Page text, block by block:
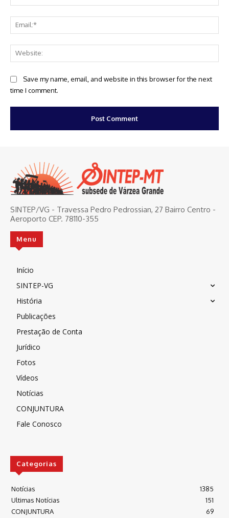
Save my name, email, and website in this browser for the next
time I comment.
SINTEP/VG - Travessa Pedro Pedrossian, 27 Bairro Centro -
Aeroporto CEP. 78110-355
Menu
Início
SINTEP-VG
História
Publicações
Prestação de Conta
Jurídico
Fotos
Vídeos
Notícias
CONJUNTURA
Fale Conosco
Categorias
Notícias
1385
Ultimas Notícias
151
CONJUNTURA
69